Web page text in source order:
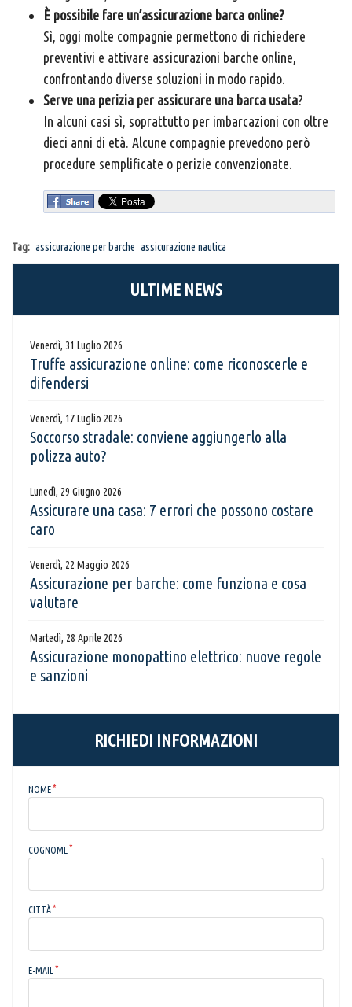
È possibile fare un’assicurazione barca online?
Sì, oggi molte compagnie permettono di richiedere
preventivi e attivare assicurazioni barche online,
confrontando diverse soluzioni in modo rapido.
Serve una perizia per assicurare una barca usata?
In alcuni casi sì, soprattutto per imbarcazioni con oltre
dieci anni di età. Alcune compagnie prevedono però
procedure semplificate o perizie convenzionate.
Tag: assicurazione per barche assicurazione nautica
ULTIME NEWS
Venerdì, 31 Luglio 2026
Truffe assicurazione online: come riconoscerle e
difendersi
Venerdì, 17 Luglio 2026
Soccorso stradale: conviene aggiungerlo alla
polizza auto?
Lunedì, 29 Giugno 2026
Assicurare una casa: 7 errori che possono costare
caro
Venerdì, 22 Maggio 2026
Assicurazione per barche: come funziona e cosa
valutare
Martedì, 28 Aprile 2026
Assicurazione monopattino elettrico: nuove regole
e sanzioni
RICHIEDI INFORMAZIONI
NOME
COGNOME
CITTÀ
E-MAIL